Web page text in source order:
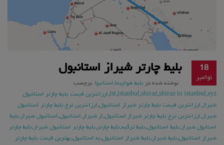
18
نوامبر
بلیط چارتر شیراز استانبول
نوشته شده در بلیط هواپیما,استانبول برچسب
ist,istanbul,shiraz,shiraz to istanbul,syz
,ارزانترین قیمت بلیط چارتر استانبول
شیراز ,ارزانترین قیمت بلیط چارتر شیراز استانبول,ارزانترین نرخ بلیط چارتر استانبول
شیراز ,ارزانترین نرخ بلیط چارتر شیراز استانبول,از شیراز ,استانبول,استانبول شیراز ,بلیط
استابول شیراز ,بلیط استانبول,بلیط ترکیه,بلیط چارتر ,بلیط چارتر استانبول شیراز ,بلیط چارتر
شیراز استانبول,بلیط شیراز ,بلیط شیراز استانبول,به استانبول,بهترین قیمت بلیط چارتر